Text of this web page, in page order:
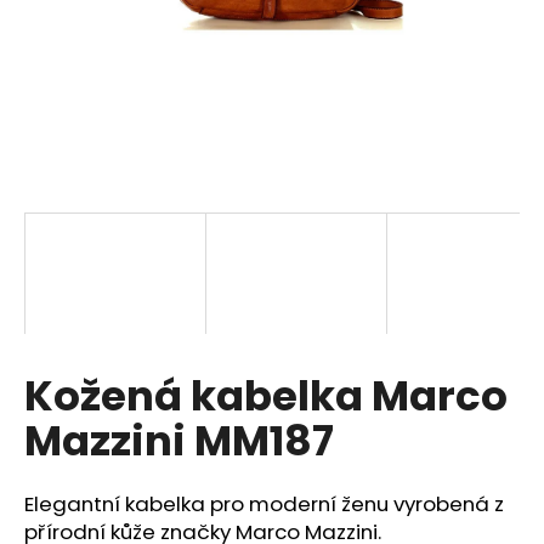
Kožená kabelka Marco
Mazzini MM187
Elegantní kabelka pro moderní ženu vyrobená z
přírodní kůže značky Marco Mazzini.
D
o
p
r
u